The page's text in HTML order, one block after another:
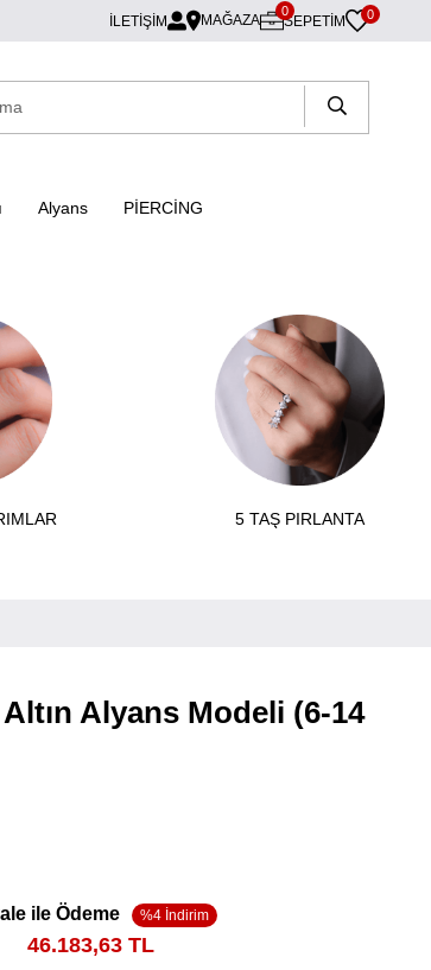
İLETİŞİM MAĞAZA SEPETIM
0 0
Alyans PİERCİNG
5 TAŞ PIRLANTA
Alyans Modeli (6-14
ile Ödeme
46.183,63 TL